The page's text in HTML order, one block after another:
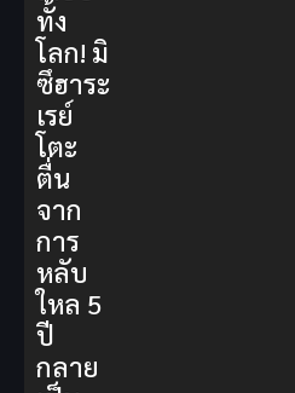
ทั้ง
โลก! มิ
ซึฮาระ
เรย์
โตะ
ตื่น
จาก
การ
หลับ
ใหล 5
ปี
กลาย